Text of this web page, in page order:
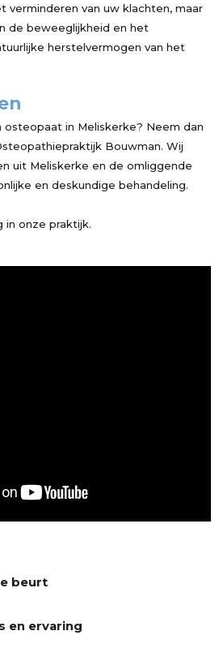
verminderen van uw klachten, maar
de beweeglijkheid en het
herstelvermogen van het
in Meliskerke? Neem dan
Bouwman. Wij
uit Meliskerke en de omliggende
en deskundige behandeling.
in onze praktijk.
beurt
en ervaring